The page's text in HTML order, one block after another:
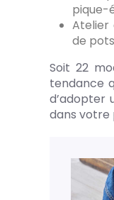
pique-
Atelier
de
Soit 22
tendance
d’adopter
dans votre